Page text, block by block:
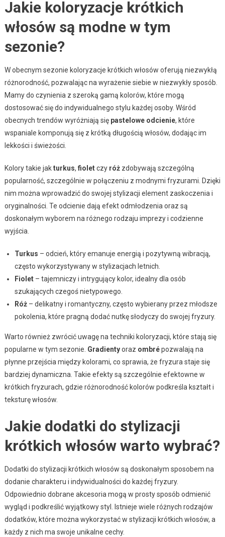
Jakie koloryzacje krótkich
włosów są modne w tym
sezonie?
W obecnym sezonie koloryzacje krótkich włosów oferują niezwykłą
różnorodność, pozwalając na wyrażenie siebie w niezwykły sposób.
Mamy do czynienia z szeroką gamą kolorów, które mogą
dostosować się do indywidualnego stylu każdej osoby. Wśród
obecnych trendów wyróżniają się pastelowe odcienie, które
wspaniale komponują się z krótką długością włosów, dodając im
lekkości i świeżości.
Kolory takie jakturkus, fioletczy różzdobywają szczególną
popularność, szczególnie w połączeniu z modnymi fryzurami. Dzięki
nim można wprowadzić do swojej stylizacji element zaskoczenia i
oryginalności. Te odcienie dają efekt odmłodzenia oraz są
doskonałym wyborem na różnego rodzaju imprezy i codzienne
wyjścia.
Turkus – odcień, który emanuje energią i pozytywną wibracją,
często wykorzystywany w stylizacjach letnich.
Fiolet– tajemniczy i intrygujący kolor, idealny dla osób
szukających czegoś nietypowego.
Róż– delikatny i romantyczny, często wybierany przez młodsze
pokolenia, które pragną dodać nutkę słodyczy do swojej fryzury.
Warto również zwrócić uwagę na techniki koloryzacji, które stają się
popularne w tym sezonie. Gradientyoraz ombrépozwalają na
płynne przejścia między kolorami, co sprawia, że fryzura staje się
bardziej dynamiczna. Takie efekty są szczególnie efektowne w
krótkich fryzurach, gdzie różnorodność kolorów podkreśla kształt i
teksturę włosów.
Jakie dodatki do stylizacji
krótkich włosów warto wybrać?
Dodatki do stylizacji krótkich włosów są doskonałym sposobem na
dodanie charakteru i indywidualności do każdej fryzury.
Odpowiednio dobrane akcesoria mogą w prosty sposób odmienić
wygląd i podkreślić wyjątkowy styl. Istnieje wiele różnych rodzajów
dodatków, które można wykorzystać w stylizacji krótkich włosów, a
każdy z nich ma swoje unikalne cechy.